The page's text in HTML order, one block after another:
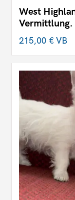
West
Vermittlung.
215,00 €VB